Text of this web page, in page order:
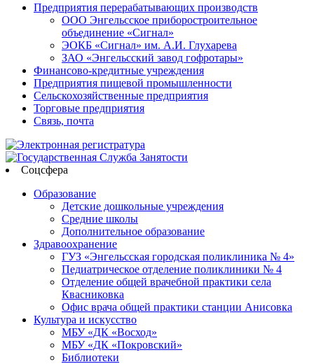
Предприятия перерабатывающих производств
ООО Энгельсское приборостроительное
объединение «Сигнал»
ЭОКБ «Сигнал» им. А.И. Глухарева
ЗАО «Энгельсский завод гофротары»
Финансово-кредитные учреждения
Предприятия пищевой промышленности
Сельскохозяйственные предприятия
Торговые предприятия
Связь, почта
Соцсфера
Образование
Детские дошкольные учреждения
Средние школы
Дополнительное образование
Здравоохранение
ГУЗ «Энгельсская городская поликлиника № 4»
Педиатрическое отделение поликлиники № 4
Отделение общей врачебной практики села
Квасниковка
Офис врача общей практики станции Анисовка
Культура и искусство
МБУ «ДК «Восход»
МБУ «ДК «Покровский»
Библиотеки